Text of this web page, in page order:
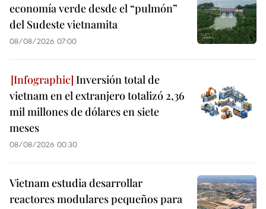
economía verde desde el “pulmón”
del Sudeste vietnamita
08/08/2026 07:00
Inversión total de
vietnam en el extranjero totalizó 2,36
mil millones de dólares en siete
meses
08/08/2026 00:30
Vietnam estudia desarrollar
reactores modulares pequeños para